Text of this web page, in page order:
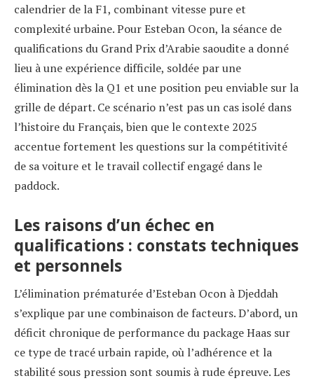
calendrier de la F1, combinant vitesse pure et
complexité urbaine. Pour Esteban Ocon, la séance de
qualifications du Grand Prix d’Arabie saoudite a donné
lieu à une expérience difficile, soldée par une
élimination dès la Q1 et une position peu enviable sur la
grille de départ. Ce scénario n’est pas un cas isolé dans
l’histoire du Français, bien que le contexte 2025
accentue fortement les questions sur la compétitivité
de sa voiture et le travail collectif engagé dans le
paddock.
Les raisons d’un échec en
qualifications : constats techniques
et personnels
L’élimination prématurée d’Esteban Ocon à Djeddah
s’explique par une combinaison de facteurs. D’abord, un
déficit chronique de performance du package Haas sur
ce type de tracé urbain rapide, où l’adhérence et la
stabilité sous pression sont soumis à rude épreuve. Les